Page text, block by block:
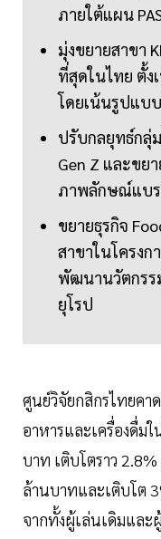
ภายใต้แผน
มุ่งขยายสาขา
ที่สุดในไทย ตั้ง
โดยเน้นรูปแบ
ปรับกลยุทธ์กลุ่
Gen Z และขย
ภาพลักษณ์แบร
ขยายธุรกิจ
สาขาในโครงก
พัฒนานวัตกรร
ยุโรป
ศูนย์วิจัยกสิกรไทยคา
อาหารและเครื่องดื่ม
บาท เติบโตราว
ล้านบาทและเติบโต
จากทั้งผู้เล่นเดิมและ